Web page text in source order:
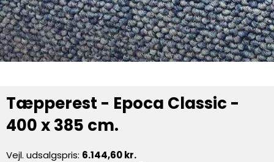
Tæpperest - Epoca Classic -
400 x 385 cm.
Vejl. udsalgspris: 6.144,60 kr.